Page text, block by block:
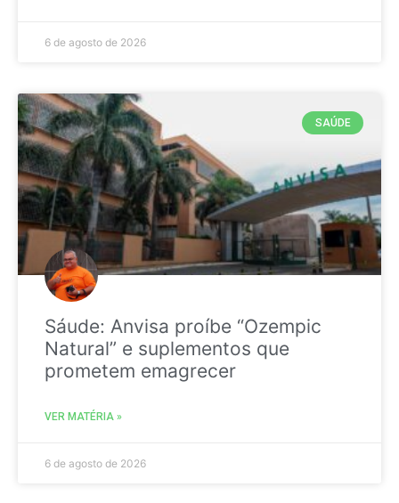
6 de agosto de 2026
SAÚDE
Sáude: Anvisa proíbe “Ozempic
Natural” e suplementos que
prometem emagrecer
VER MATÉRIA »
6 de agosto de 2026